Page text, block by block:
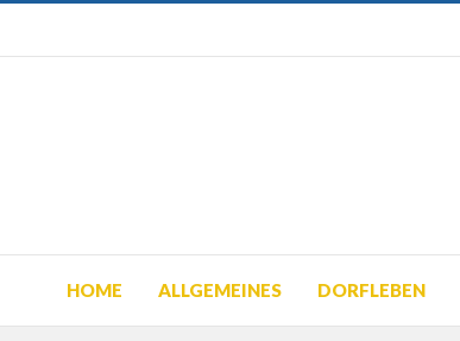
HOME ALLGEMEINES DORFLEBEN